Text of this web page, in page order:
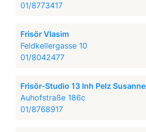
01/8773417
Frisör Vlasim
Feldkellergasse 10
01/8042477
Frisör-Studio 13 Inh Pelz Susanne
Auhofstraße 186c
01/8768917